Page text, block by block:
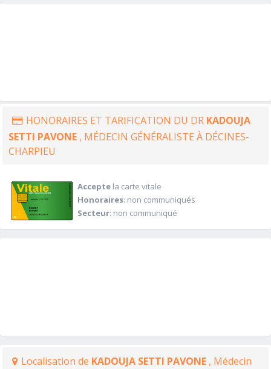
HONORAIRES ET TARIFICATION DU DR KADOUJA
SETTI PAVONE , MÉDECIN GÉNÉRALISTE À DÉCINES-
CHARPIEU
Acceptela carte vitale
Honoraires: non communiqués
Secteur: non communiqué
Localisation de KADOUJA SETTI PAVONE , Médecin